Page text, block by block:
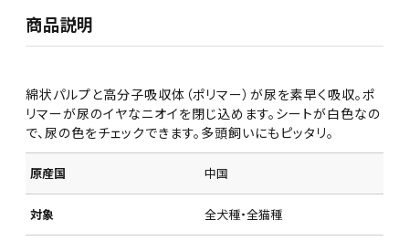
商品説明
綿状パルプと高分子吸収体（ポリマー）が尿を素早く吸収。ポ
リマーが尿のイヤなニオイを閉じ込めます。シートが白色なの
で、尿の色をチェックできます。多頭飼いにもピッタリ。
原産国 中国
対象 全犬種・全猫種